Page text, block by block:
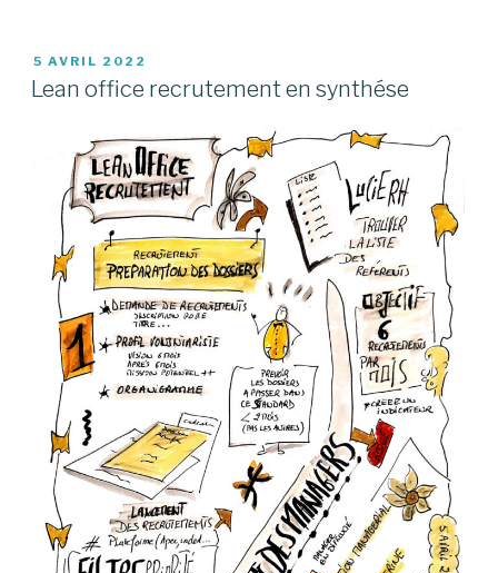
PUBLIÉ
LE
5 AVRIL 2022
Lean office recrutement en synthése